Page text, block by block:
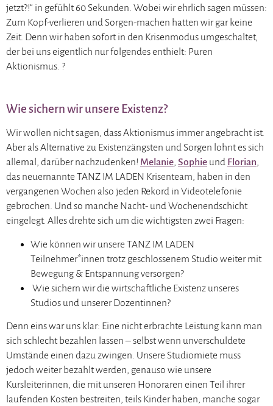
jetzt?!“ in gefühlt 60 Sekunden. Wobei wir ehrlich sagen müssen:
Zum Kopf-verlieren und Sorgen-machen hatten wir gar keine
Zeit. Denn wir haben sofort in den Krisenmodus umgeschaltet,
der bei uns eigentlich nur folgendes enthielt: Puren
Aktionismus. ?
Wie sichern wir unsere Existenz?
Wir wollen nicht sagen, dass Aktionismus immer angebracht ist.
Aber als Alternative zu Existenzängsten und Sorgen lohnt es sich
allemal, darüber nachzudenken! Melanie, Sophie und Florian,
das neuernannte TANZ IM LADEN Krisenteam, haben in den
vergangenen Wochen also jeden Rekord in Videotelefonie
gebrochen. Und so manche Nacht- und Wochenendschicht
eingelegt. Alles drehte sich um die wichtigsten zwei Fragen:
Wie können wir unsere TANZ IM LADEN
Teilnehmer*innen trotz geschlossenem Studio weiter mit
Bewegung & Entspannung versorgen?
Wie sichern wir die wirtschaftliche Existenz unseres
Studios und unserer Dozentinnen?
Denn eins war uns klar: Eine nicht erbrachte Leistung kann man
sich schlecht bezahlen lassen – selbst wenn unverschuldete
Umstände einen dazu zwingen. Unsere Studiomiete muss
jedoch weiter bezahlt werden, genauso wie unsere
Kursleiterinnen, die mit unseren Honoraren einen Teil ihrer
laufenden Kosten bestreiten, teils Kinder haben, manche sogar